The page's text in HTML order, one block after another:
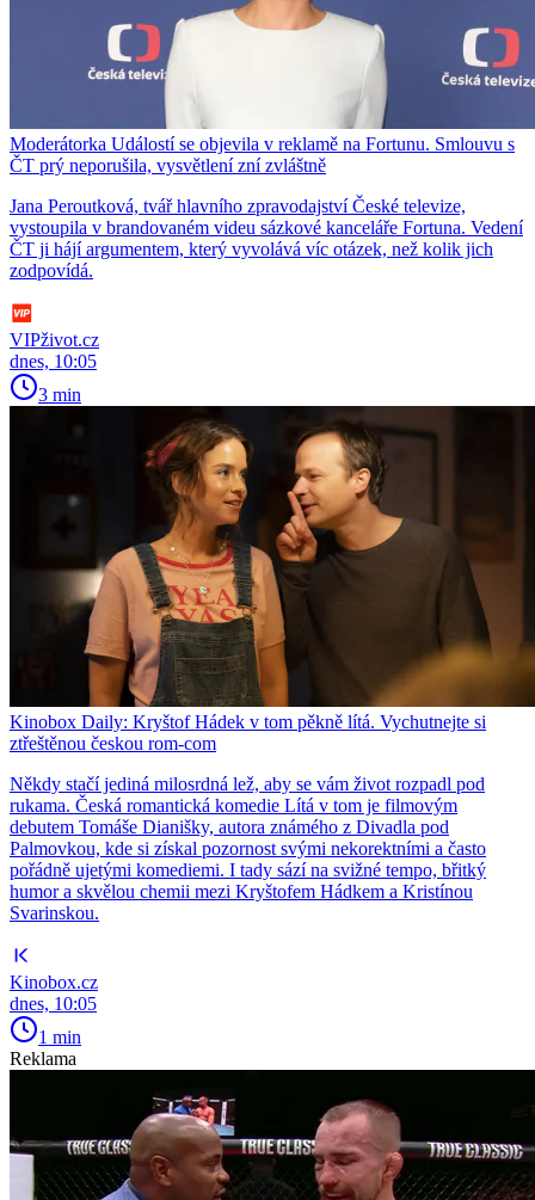
Moderátorka Událostí se objevila v reklamě na Fortunu. Smlouvu s
ČT prý neporušila, vysvětlení zní zvláštně
Jana Peroutková, tvář hlavního zpravodajství České televize,
vystoupila v brandovaném videu sázkové kanceláře Fortuna. Vedení
ČT ji hájí argumentem, který vyvolává víc otázek, než kolik jich
zodpovídá.
VIPživot.cz
dnes, 10:05
3 min
Kinobox Daily: Kryštof Hádek v tom pěkně lítá. Vychutnejte si
ztřeštěnou českou rom-com
Někdy stačí jediná milosrdná lež, aby se vám život rozpadl pod
rukama. Česká romantická komedie Lítá v tom je filmovým
debutem Tomáše Dianišky, autora známého z Divadla pod
Palmovkou, kde si získal pozornost svými nekorektními a často
pořádně ujetými komediemi. I tady sází na svižné tempo, břitký
humor a skvělou chemii mezi Kryštofem Hádkem a Kristínou
Svarinskou.
Kinobox.cz
dnes, 10:05
1 min
Reklama